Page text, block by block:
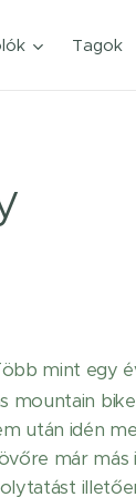
Tagok
mint egy
mountain
után idén
már